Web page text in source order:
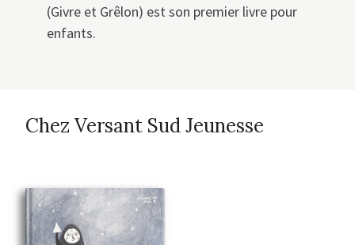
(Givre et Grêlon) est son premier livre pour
enfants.
Chez Versant Sud Jeunesse